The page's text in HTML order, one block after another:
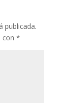
publicada.
con *